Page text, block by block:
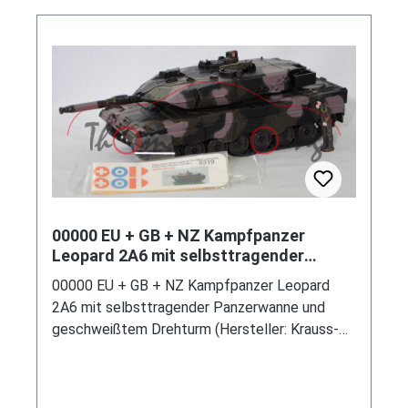
00000 EU + GB + NZ Kampfpanzer
Leopard 2A6 mit selbsttragender
Panzerwanne (Modell 2001-) (Tank),
flecktarn, SIKU, 1:50, L17mpK
00000 EU + GB + NZ Kampfpanzer Leopard
2A6 mit selbsttragender Panzerwanne und
geschweißtem Drehturm (Hersteller: Krauss-